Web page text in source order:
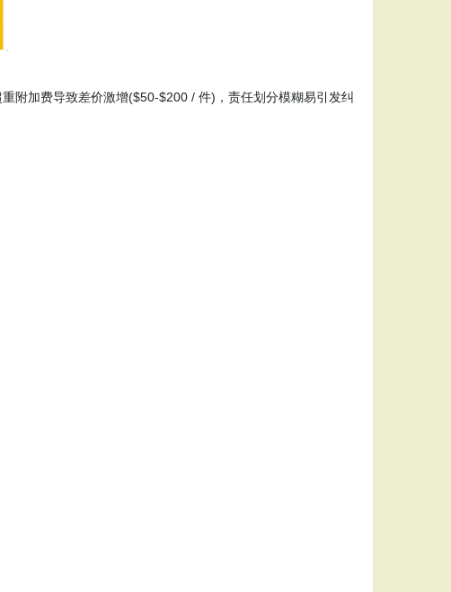
附加费导致差价激增($50-$200 / 件)，责任划分模糊易引发纠